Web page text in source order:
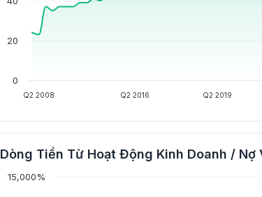
Q2 2008 Q2 2016 Q2 2019
0
20
Dòng Tiền Từ Hoạt Động Kinh Doanh / Nợ
15,000%